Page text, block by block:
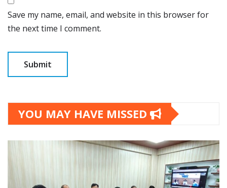
Save my name, email, and website in this browser for
the next time I comment.
YOU MAY HAVE MISSED